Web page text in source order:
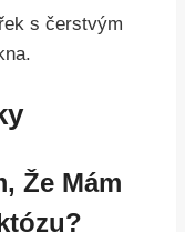
Že Mám